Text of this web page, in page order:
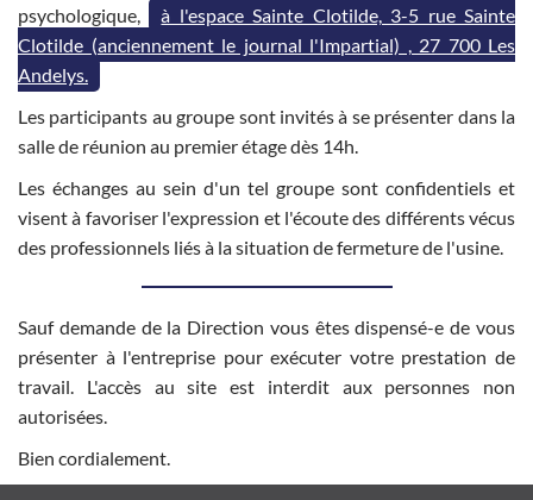
psychologique,
à l'espace Sainte Clotilde, 3-5 rue Sainte
Clotilde (anciennement le journal l'Impartial) , 27 700 Les
Andelys.
Les participants au groupe sont invités à se présenter dans la
salle de réunion au premier étage dès 14h.
Les échanges au sein d'un tel groupe sont confidentiels et
visent à favoriser l'expression et l'écoute des différents vécus
des professionnels liés à la situation de fermeture de l'usine.
Sauf demande de la Direction vous êtes dispensé-e de vous
présenter à l'entreprise pour exécuter votre prestation de
travail. L'accès au site est interdit aux personnes non
autorisées.
Bien cordialement.